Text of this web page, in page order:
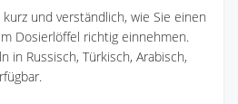
und verständlich, wie Sie einen
Dosierlöffel richtig einnehmen.
in Russisch, Türkisch, Arabisch,